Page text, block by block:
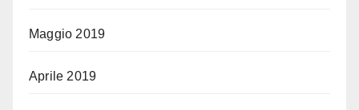
Maggio 2019
Aprile 2019